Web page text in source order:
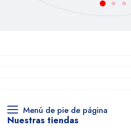
Menú de pie de página
Nuestras tiendas